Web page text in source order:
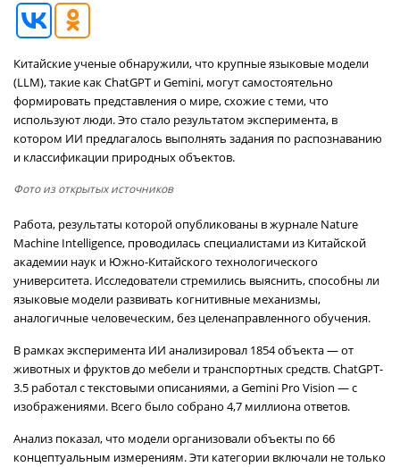
Китайские ученые обнаружили, что крупные языковые модели
(LLM), такие как ChatGPT и Gemini, могут самостоятельно
формировать представления о мире, схожие с теми, что
используют люди. Это стало результатом эксперимента, в
котором ИИ предлагалось выполнять задания по распознаванию
и классификации природных объектов.
Фото из открытых источников
Работа, результаты которой опубликованы в журнале Nature
Machine Intelligence, проводилась специалистами из Китайской
академии наук и Южно-Китайского технологического
университета. Исследователи стремились выяснить, способны ли
языковые модели развивать когнитивные механизмы,
аналогичные человеческим, без целенаправленного обучения.
В рамках эксперимента ИИ анализировал 1854 объекта — от
животных и фруктов до мебели и транспортных средств. ChatGPT-
3.5 работал с текстовыми описаниями, а Gemini Pro Vision — с
изображениями. Всего было собрано 4,7 миллиона ответов.
Анализ показал, что модели организовали объекты по 66
концептуальным измерениям. Эти категории включали не только